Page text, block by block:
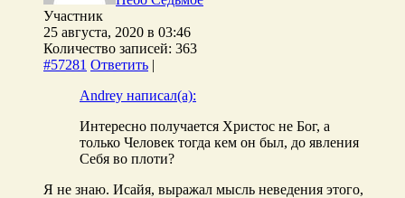
Участник
25 августа, 2020 в 03:46
Количество записей: 363
#57281 Ответить |
Andrey написал(а):
Интересно получается Христос не Бог, а
только Человек тогда кем он был, до явления
Себя во плоти?
Я не знаю. Исайя, выражал мысль неведения этого,